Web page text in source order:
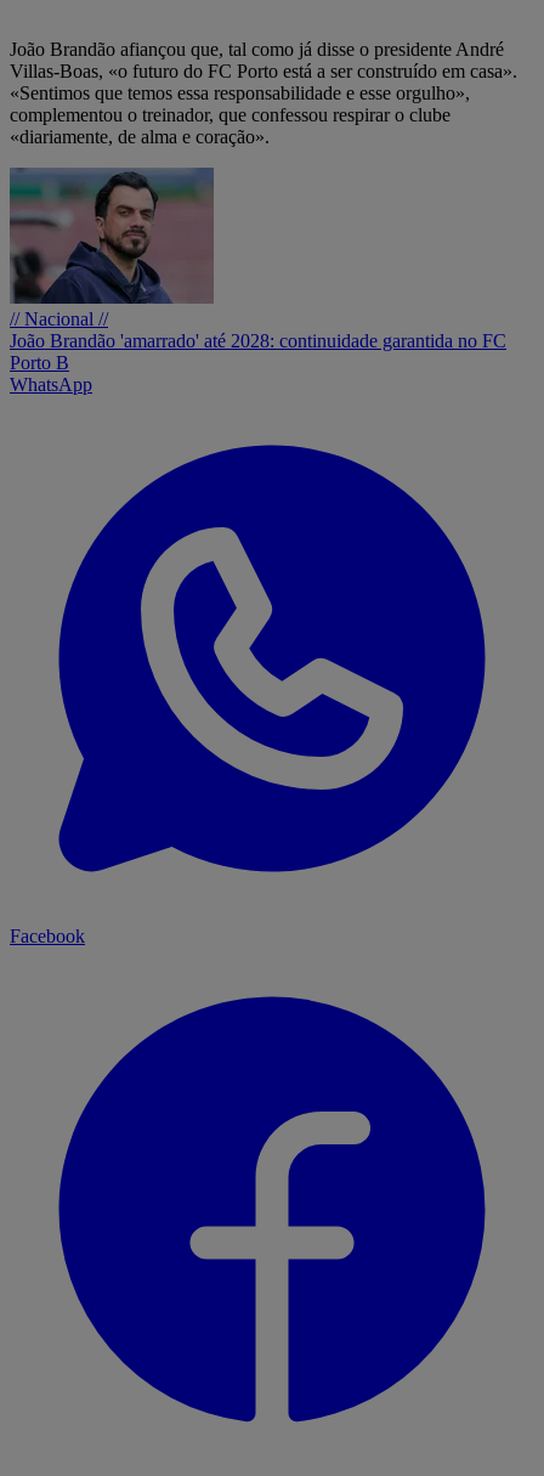
João Brandão afiançou que, tal como já disse o presidente André
Villas-Boas, «o futuro do FC Porto está a ser construído em casa».
«Sentimos que temos essa responsabilidade e esse orgulho»,
complementou o treinador, que confessou respirar o clube
«diariamente, de alma e coração».
// Nacional //
João Brandão 'amarrado' até 2028: continuidade garantida no FC
Porto B
WhatsApp
Facebook